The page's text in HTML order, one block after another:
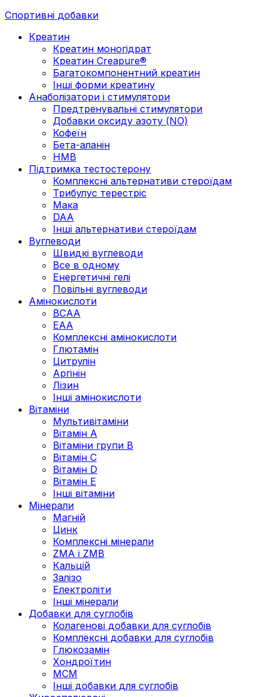
Спортивні добавки
Креатин
Креатин моногідрат
Креатин Creapure®
Багатокомпонентний креатин
Інші форми креатину
Анаболізатори і стимулятори
Предтренувальні стимулятори
Добавки оксиду азоту (NO)
Кофеїн
Бета-аланін
HMB
Підтримка тестостерону
Комплексні альтернативи стероїдам
Трибулус терестріс
Мака
DAA
Інші альтернативи стероїдам
Вуглеводи
Швидкі вуглеводи
Все в одному
Енергетичні гелі
Повільні вуглеводи
Амінокислоти
BCAA
EAA
Комплексні амінокислоти
Глютамін
Цитрулін
Аргінін
Лізин
Інші амінокислоти
Вітаміни
Мультивітаміни
Вітамін А
Вітаміни групи В
Вітамін C
Вітамін D
Вітамін Е
Інші вітаміни
Мінерали
Магній
Цинк
Комплексні мінерали
ZMA і ZMB
Кальцій
Залізо
Електроліти
Інші мінерали
Добавки для суглобів
Колагенові добавки для суглобів
Комплексні добавки для суглобів
Глюкозамін
Хондроїтин
МСМ
Інші добавки для суглобів